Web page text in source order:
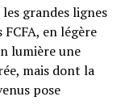
grandes lignes
en légère
lumière une
mais dont la
pose